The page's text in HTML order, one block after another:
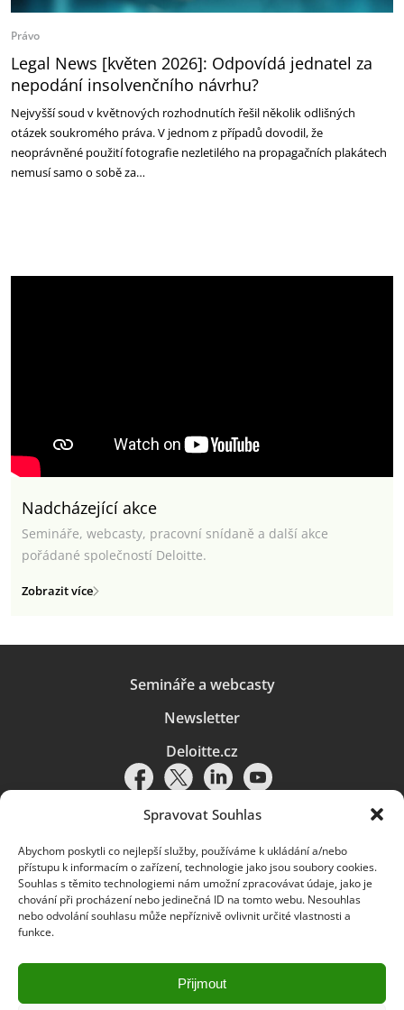
Spravovat Souhlas
Abychom poskytli co nejlepší služby, používáme k ukládání a/nebo
přístupu k informacím o zařízení, technologie jako jsou soubory cookies.
Souhlas s těmito technologiemi nám umožní zpracovávat údaje, jako je
chování při procházení nebo jedinečná ID na tomto webu. Nesouhlas
nebo odvolání souhlasu může nepříznivě ovlivnit určité vlastnosti a
funkce.
Přijmout
Právo
Legal News [květen 2026]: Odpovídá jednatel za
nepodání insolvenčního návrhu?
Nejvyšší soud v květnových rozhodnutích řešil několik odlišných
otázek soukromého práva. V jednom z případů dovodil, že
neoprávněné použití fotografie nezletilého na propagačních plakátech
nemusí samo o sobě za…
Nadcházející akce
Semináře, webcasty, pracovní snídaně a další akce
pořádané společností Deloitte.
Zobrazit více
Semináře a webcasty
Newsletter
Deloitte.cz
Pravidla používání|Ochrana osobních údajů|Soubory cookies |
Deloitte.cz
© 2026. Více informací najdete vPravidlech používání.
Deloitte označuje jednu či více společností globální sítě členských
a přidružené subjekty (souhrnně „organizace Deloitte“). Společnost DTTL
(rovněž označovaná jako „Deloitte Global“) a každá z jejích členských
společností a jejich přidružených subjektů je samostatným a nezávislým